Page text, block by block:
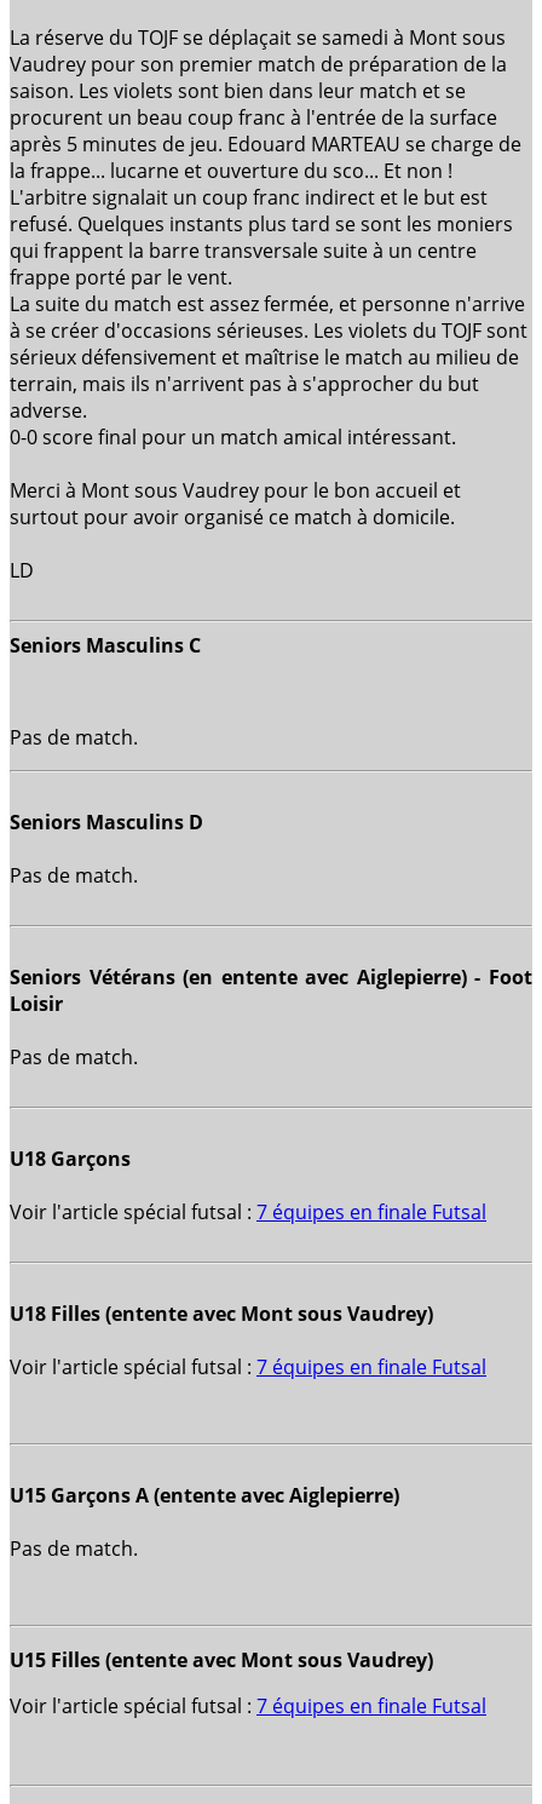
La réserve du TOJF se déplaçait se samedi à Mont sous
Vaudrey pour son premier match de préparation de la
saison. Les violets sont bien dans leur match et se
procurent un beau coup franc à l'entrée de la surface
après 5 minutes de jeu. Edouard MARTEAU se charge de
la frappe... lucarne et ouverture du sco... Et non !
L'arbitre signalait un coup franc indirect et le but est
refusé. Quelques instants plus tard se sont les moniers
qui frappent la barre transversale suite à un centre
frappe porté par le vent.
La suite du match est assez fermée, et personne n'arrive
à se créer d'occasions sérieuses. Les violets du TOJF sont
sérieux défensivement et maîtrise le match au milieu de
terrain, mais ils n'arrivent pas à s'approcher du but
adverse.
0-0 score final pour un match amical intéressant.
Merci à Mont sous Vaudrey pour le bon accueil et
surtout pour avoir organisé ce match à domicile.
LD
Seniors Masculins C
Pas de match.
Seniors Masculins D
Pas de match.
Seniors Vétérans (en entente avec Aiglepierre) - Foot
Loisir
Pas de match.
U18 Garçons
Voir l'article spécial futsal : 7 équipes en finale Futsal
U18 Filles (entente avec Mont sous Vaudrey)
Voir l'article spécial futsal : 7 équipes en finale Futsal
U15 Garçons A (entente avec Aiglepierre)
Pas de match.
U15 Filles (entente avec Mont sous Vaudrey)
Voir l'article spécial futsal : 7 équipes en finale Futsal